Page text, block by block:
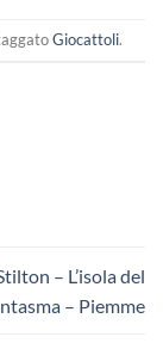
Giocattoli.
– L’isola del
– Piemme